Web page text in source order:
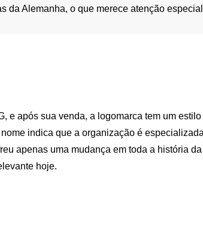
da Alemanha, o que merece atenção
e após sua venda, a logomarca tem um estilo
indica que a organização é
apenas uma mudança em toda a história da
hoje.